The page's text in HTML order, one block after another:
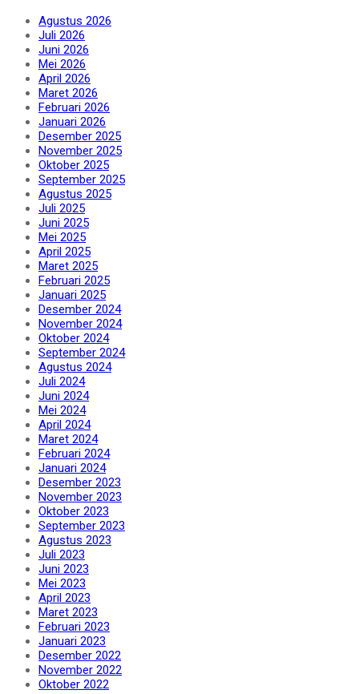
Agustus 2026
Juli 2026
Juni 2026
Mei 2026
April 2026
Maret 2026
Februari 2026
Januari 2026
Desember 2025
November 2025
Oktober 2025
September 2025
Agustus 2025
Juli 2025
Juni 2025
Mei 2025
April 2025
Maret 2025
Februari 2025
Januari 2025
Desember 2024
November 2024
Oktober 2024
September 2024
Agustus 2024
Juli 2024
Juni 2024
Mei 2024
April 2024
Maret 2024
Februari 2024
Januari 2024
Desember 2023
November 2023
Oktober 2023
September 2023
Agustus 2023
Juli 2023
Juni 2023
Mei 2023
April 2023
Maret 2023
Februari 2023
Januari 2023
Desember 2022
November 2022
Oktober 2022